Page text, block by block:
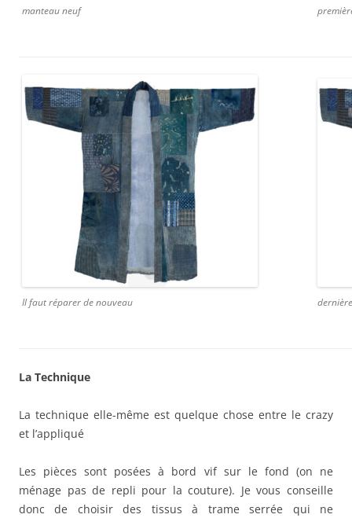
manteau neuf
Il faut réparer de nouveau
La Technique
La technique elle-même est quelque chose entre le crazy
et l’appliqué
Les pièces sont posées à bord vif sur le fond (on ne
ménage pas de repli pour la couture). Je vous conseille
donc de choisir des tissus à trame serrée qui ne